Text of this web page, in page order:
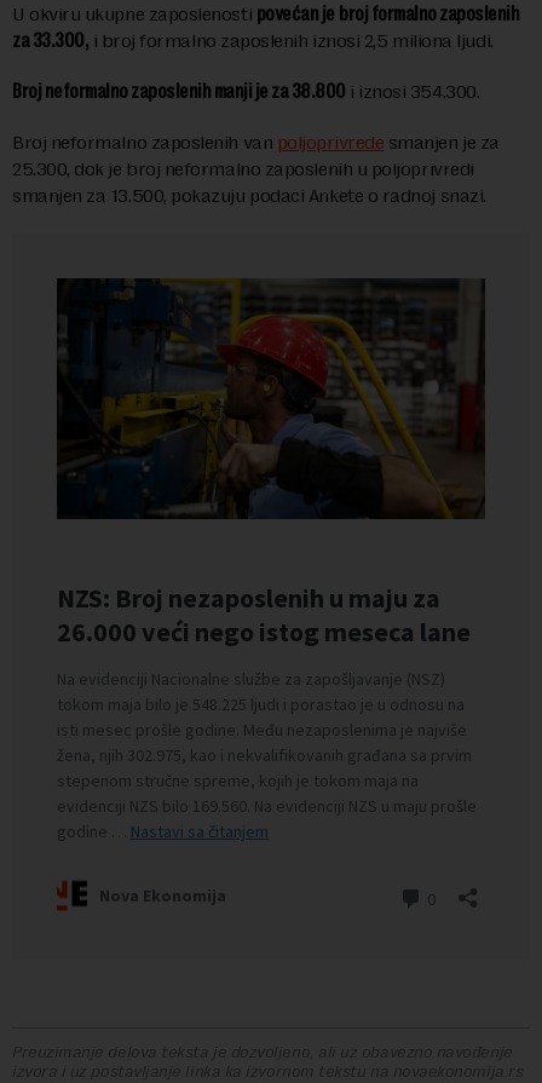
U okviru ukupne zaposlenosti povećan je broj formalno zaposlenih
za 33.300, i broj formalno zaposlenih iznosi 2,5 miliona ljudi.
Broj neformalno zaposlenih manji je za 38.800 i iznosi 354.300.
Broj neformalno zaposlenih van poljoprivrede smanjen je za
25.300, dok je broj neformalno zaposlenih u poljoprivredi
smanjen za 13.500, pokazuju podaci Ankete o radnoj snazi.
Preuzimanje delova teksta je dozvoljeno, ali uz obavezno navođenje
izvora i uz postavljanje linka ka izvornom tekstu na novaekonomija.rs